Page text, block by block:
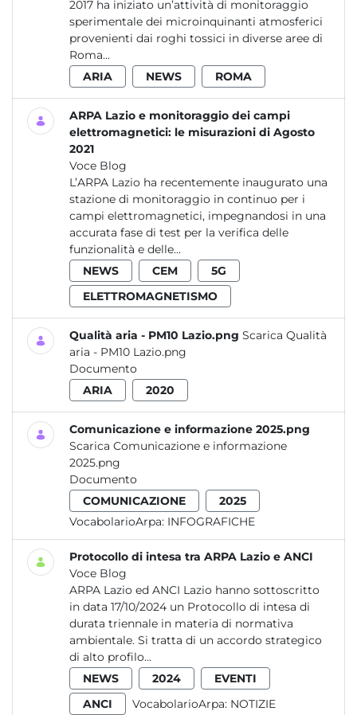
2017 ha iniziato un’attività di monitoraggio
sperimentale dei microinquinanti atmosferici
provenienti dai roghi tossici in diverse aree di
Roma...
ARIA
NEWS ROMA
ARPA Lazio e monitoraggio dei campi
elettromagnetici: le misurazioni di Agosto
2021
Voce Blog
L’ARPA Lazio ha recentemente inaugurato una
stazione di monitoraggio in continuo per i
campi elettromagnetici, impegnandosi in una
accurata fase di test per la verifica delle
funzionalità e delle...
NEWS
CEM
5G
ELETTROMAGNETISMO
Qualità aria - PM10 Lazio.png Scarica Qualità
aria - PM10 Lazio.png
Documento
ARIA
2020
Comunicazione e informazione 2025.png
Scarica Comunicazione e informazione
2025.png
Documento
COMUNICAZIONE
2025
VocabolarioArpa: INFOGRAFICHE
Protocollo di intesa tra ARPA Lazio e ANCI
Voce Blog
ARPA Lazio ed ANCI Lazio hanno sottoscritto
in data 17/10/2024 un Protocollo di intesa di
durata triennale in materia di normativa
ambientale. Si tratta di un accordo strategico
di alto profilo...
NEWS
2024
EVENTI
ANCI
VocabolarioArpa: NOTIZIE